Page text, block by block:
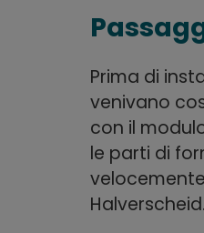
Prima di
venivano
con il
le parti di
Halverscheid.